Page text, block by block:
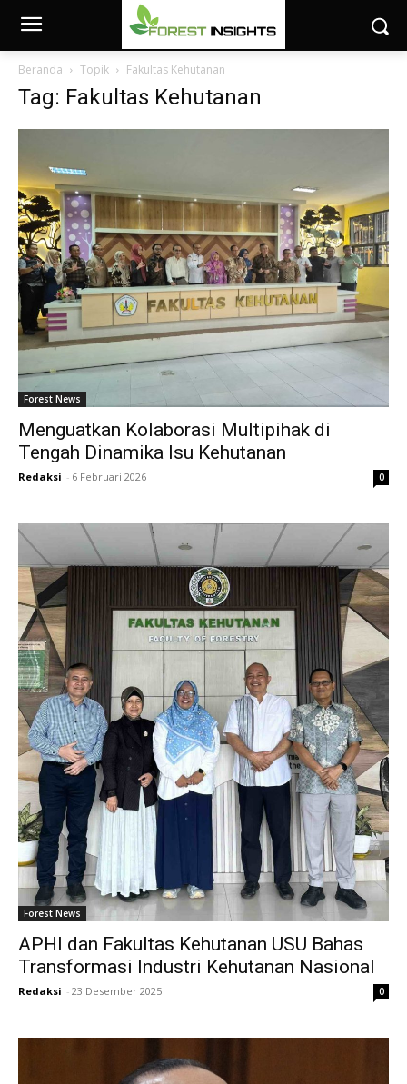
Beranda Topik Fakultas Kehutanan
Tag: Fakultas Kehutanan
Forest News
Menguatkan Kolaborasi Multipihak di
Tengah Dinamika Isu Kehutanan
Redaksi - 6 Februari 2026 0
Forest News
APHI dan Fakultas Kehutanan USU Bahas
Transformasi Industri Kehutanan Nasional
Redaksi - 23 Desember 2025 0